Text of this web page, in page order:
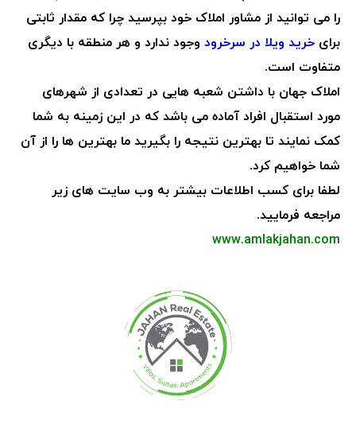
را می توانید از مشاور املاک خود بپرسید چرا که مقدار ثابتی
برای خرید ویلا در سرخرود وجود ندارد و هر منطقه با دیگری
متفاوت است.
املاک جهان با داشتن شعبه هایی در تعدادی از شهرهای
مورد استقبال افراد آماده می باشد که در این زمینه به شما
کمک نمایند تا بهترین نتیجه را بگیرید ما بهترین ها را از آن
شما خواهیم کرد.
لطفا برای کسب اطلاعات بیشتر به وب سایت های زیر
مراجعه فرمایید.
www.amlakjahan.com